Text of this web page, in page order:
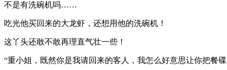
不是有洗碗机吗……
吃光他买回来的大龙虾，还想用他的洗碗机！
这丫头还敢不敢再理直气壮一些！
“重小姐，既然你是我请回来的客人，我怎么好意思让你把餐